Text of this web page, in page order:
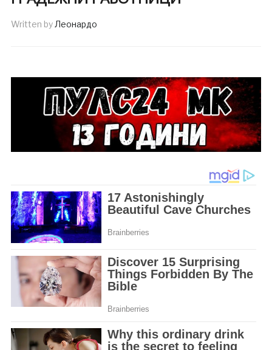
Written byЛеонардо